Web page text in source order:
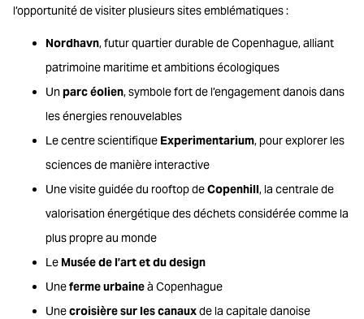
l’opportunité de visiter plusieurs sites emblématiques :
Nordhavn, futur quartier durable de Copenhague, alliant
patrimoine maritime et ambitions écologiques
Unparc éolien, symbole fort de l’engagement danois dans
les énergies renouvelables
Le centre scientifique Experimentarium, pour explorer les
sciences de manière interactive
Une visite guidée du rooftop deCopenhill, la centrale de
valorisation énergétique des déchets considérée comme la
plus propre au monde
Le Musée de l’art et du design
Uneferme urbaineà Copenhague
Unecroisière sur les canauxde la capitale danoise